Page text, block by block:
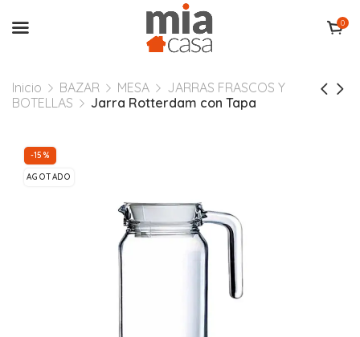
0
Inicio BAZAR MESA
JARRAS FRASCOS Y
BOTELLAS
Jarra Rotterdam con Tapa
-15%
AGOTADO